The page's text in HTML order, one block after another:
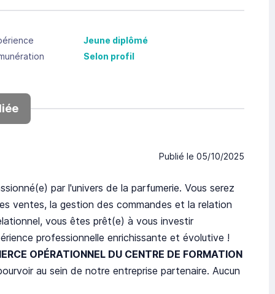
Jeune diplômé
Selon profil
Publié le 05/10/2025
par l'univers de la parfumerie. Vous serez
ventes, la gestion des commandes et la relation
vous êtes prêt(e) à vous investir
professionnelle enrichissante et évolutive !
OPÉRATIONNEL DU CENTRE DE FORMATION
au sein de notre entreprise partenaire. Aucun